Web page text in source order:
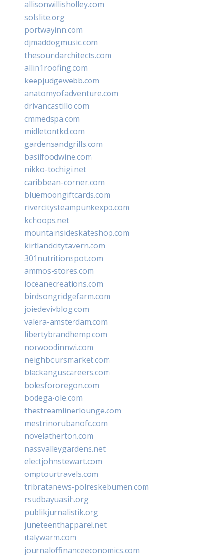
allisonwillisholley.com
solslite.org
portwayinn.com
djmaddogmusic.com
thesoundarchitects.com
allin1roofing.com
keepjudgewebb.com
anatomyofadventure.com
drivancastillo.com
cmmedspa.com
midletontkd.com
gardensandgrills.com
basilfoodwine.com
nikko-tochigi.net
caribbean-corner.com
bluemoongiftcards.com
rivercitysteampunkexpo.com
kchoops.net
mountainsideskateshop.com
kirtlandcitytavern.com
301nutritionspot.com
ammos-stores.com
loceanecreations.com
birdsongridgefarm.com
joiedevivblog.com
valera-amsterdam.com
libertybrandhemp.com
norwoodinnwi.com
neighboursmarket.com
blackanguscareers.com
bolesfororegon.com
bodega-ole.com
thestreamlinerlounge.com
mestrinorubanofc.com
novelatherton.com
nassvalleygardens.net
electjohnstewart.com
omptourtravels.com
tribratanews-polreskebumen.com
rsudbayuasih.org
publikjurnalistik.org
juneteenthapparel.net
italywarm.com
journaloffinanceeconomics.com